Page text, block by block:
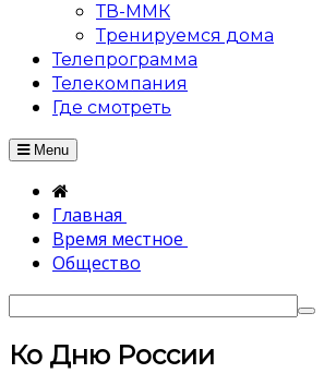
ТВ-ММК
Тренируемся дома
Телепрограмма
Телекомпания
Где смотреть
Menu
Главная
Время местное
Общество
Ко Дню России